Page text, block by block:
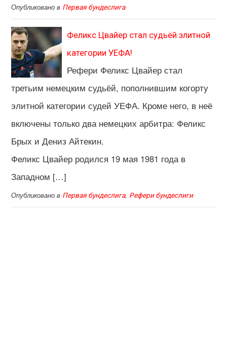
Опубликовано в Первая бундеслига
Феликс Цвайер стал судьёй элитной
категории УЕФА!
Рефери Феликс Цвайер стал
третьим немецким судьёй, пополнившим когорту
элитной категории судей УЕФА. Кроме него, в неё
включены только два немецких арбитра: Феликс
Брых и Дениз Айтекин.
Феликс Цвайер родился 19 мая 1981 года в
Западном […]
Опубликовано в Первая бундеслига, Рефери бундеслиги